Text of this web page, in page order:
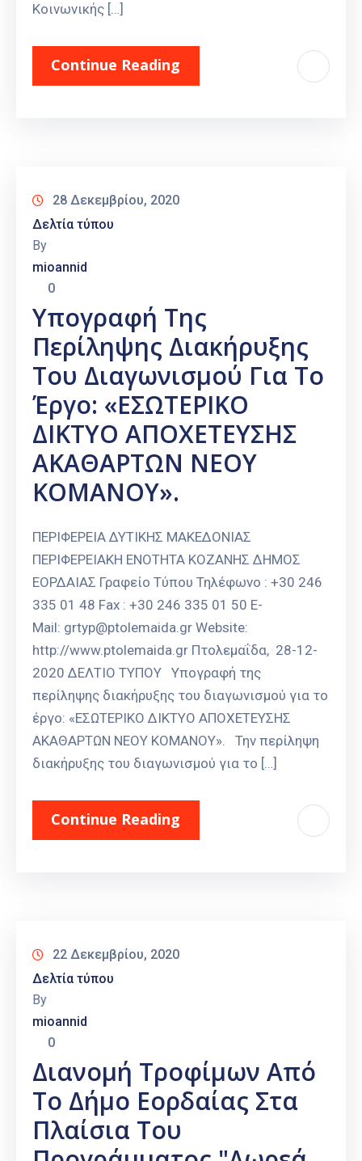
Κοινωνικής […]
Continue Reading
28 Δεκεμβρίου, 2020
Δελτία τύπου
By
mioannid
0
Υπογραφή Της
Περίληψης Διακήρυξης
Του Διαγωνισμού Για Το
Έργο: «ΕΣΩΤΕΡΙΚΟ
ΔΙΚΤΥΟ ΑΠΟΧΕΤΕΥΣΗΣ
ΑΚΑΘΑΡΤΩΝ ΝΕΟΥ
ΚΟΜΑΝΟΥ».
ΠΕΡΙΦΕΡΕΙΑ ΔΥΤΙΚΗΣ ΜΑΚΕΔΟΝΙΑΣ
ΠΕΡΙΦΕΡΕΙΑΚΗ ΕΝΟΤΗΤΑ ΚΟΖΑΝΗΣ ΔΗΜΟΣ
ΕΟΡΔΑΙΑΣ Γραφείο Τύπου Τηλέφωνο : +30 246
335 01 48 Fax : +30 246 335 01 50 E-
Mail: grtyp@ptolemaida.gr Website:
http://www.ptolemaida.gr Πτολεμαΐδα, 28-12-
2020 ΔΕΛΤΙΟ ΤΥΠΟΥ Υπογραφή της
περίληψης διακήρυξης του διαγωνισμού για το
έργο: «ΕΣΩΤΕΡΙΚΟ ΔΙΚΤΥΟ ΑΠΟΧΕΤΕΥΣΗΣ
ΑΚΑΘΑΡΤΩΝ ΝΕΟΥ ΚΟΜΑΝΟΥ». Την περίληψη
διακήρυξης του διαγωνισμού για το […]
Continue Reading
22 Δεκεμβρίου, 2020
Δελτία τύπου
By
mioannid
0
Διανομή Τροφίμων Από
Το Δήμο Εορδαίας Στα
Πλαίσια Του